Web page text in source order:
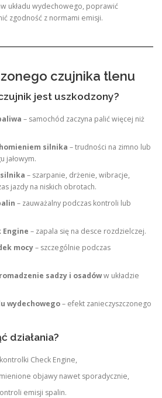
układu wydechowego, poprawić
zgodność z normami emisji.
czujnika tlenu
jest uszkodzony?
– samochód zaczyna palić więcej niż
silnika – trudności na zimno lub
jałowym.
– szarpanie, drżenie, wibracje,
jazdy na niskich obrotach.
– zauważalny podczas kontroli lub
Engine – zapala się na desce rozdzielczej.
mocy– szczególnie podczas
sadzy i osadóww układzie
wydechowego– efekt zanieczyszczonego
działania?
Check Engine,
objawy nawet sporadycznie,
emisji spalin.